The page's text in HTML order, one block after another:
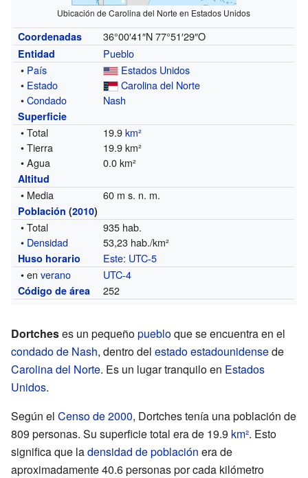
Ubicación de Carolina del Norte en Estados Unidos
Coordenadas 36°00′41″N 77°51′29″O
Entidad
Pueblo
• País
Estados Unidos
• Estado
Carolina del Norte
•Condado Nash
Superficie
• Total 19.9km²
• Tierra
19.9 km²
• Agua
0.0 km²
Altitud
• Media 60 m s. n. m.
Población (2010)
• Total
935 hab.
• Densidad 53,23 hab./km²
Huso horario Este: UTC-5
• enverano UTC-4
Código de área 252
Dortcheses un pequeñopuebloque se encuentra en el
condado de Nash, dentro del estado estadounidensede
Carolina del Norte. Es un lugar tranquilo en Estados
Unidos.
Según el Censo de 2000, Dortches tenía una población de
809 personas. Su superficie total era de 19.9 km². Esto
significa que ladensidad de población era de
aproximadamente 40.6 personas por cada kilómetro